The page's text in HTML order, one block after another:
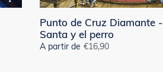
Punto de Cruz Diamante -
Santa y el perro
A partir de Precio
€16,90